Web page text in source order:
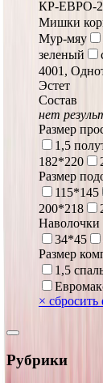
КР-ЕВРО-
Мишки
Мур-мяу
зеленый
4001,
Эстет
Состав
нет
Размер
1,5
182*220
Размер
115*145
200*218
Наволочки
34*45
Размер
1,5
×
Рубрики